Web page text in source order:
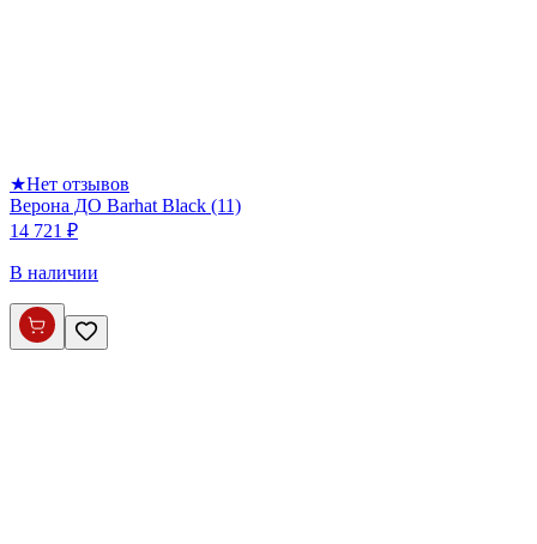
★Нет отзывов
Верона ДО Barhat Black (11)
14 721 ₽
В наличии